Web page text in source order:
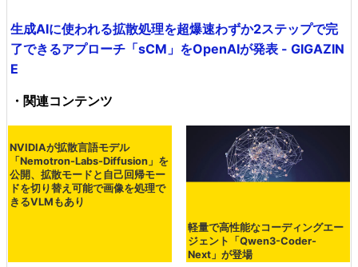
生成AIに使われる拡散処理を超爆速わずか2ステップで完
了できるアプローチ「sCM」をOpenAIが発表 - GIGAZIN
E
・関連コンテンツ
NVIDIAが拡散言語モデル
「Nemotron-Labs-Diffusion」を
公開、拡散モードと自己回帰モー
ドを切り替え可能で画像を処理で
きるVLMもあり
軽量で高性能なコーディングエー
ジェント「Qwen3-Coder-
Next」が登場